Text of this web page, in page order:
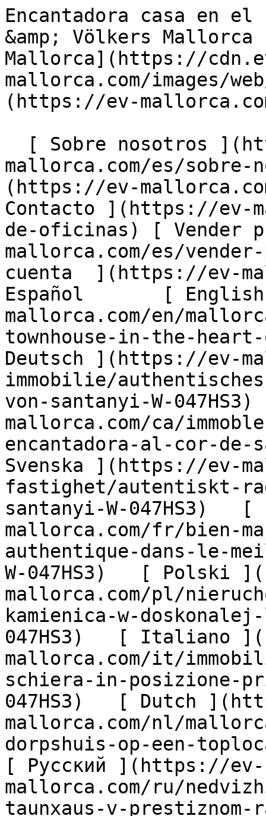
Encantadora casa en el corazón de Santanyí - Engel &amp; Völkers Mallorca                [ ![EV Mallorca](https://cdn.ev-mallorca.com/images/web/EV_Logo_RGB.svg) ](https://ev-mallorca.com/es)  Mallorca  

  [ Sobre nosotros ](https://ev-mallorca.com/es/sobre-nosotros) [ Sobre Mallorca ](https://ev-mallorca.com/es/sobre-mallorca) [ Contacto ](https://ev-mallorca.com/es/ubicaciones-de-oficinas) [ Vender propiedad ](https://ev-mallorca.com/es/vender-propiedad-mallorca) [    Mi cuenta  ](https://ev-mallorca.com/es/mi-cuenta)   Español       [ English ](https://ev-mallorca.com/en/mallorca-property/charming-townhouse-in-the-heart-of-santanyi-W-047HS3)    [ Deutsch ](https://ev-mallorca.com/de/mallorca-immobilie/authentisches-stadthaus-in-bester-lage-von-santanyi-W-047HS3)   [ Català ](https://ev-mallorca.com/ca/immoble-mallorca/una-casa-encantadora-al-cor-de-santanyi-W-047HS3)   [ Svenska ](https://ev-mallorca.com/sv/mallorca-fastighet/autentiskt-radhus-med-utmarkt-lage-i-santanyi-W-047HS3)   [ Français ](https://ev-mallorca.com/fr/bien-majorque/maison-de-ville-authentique-dans-le-meilleur-endroit-de-santanyi-W-047HS3)   [ Polski ](https://ev-mallorca.com/pl/nieruchomosc-majorce/autentyczna-kamienica-w-doskonalej-lokalizacji-w-santanyi-W-047HS3)   [ Italiano ](https://ev-mallorca.com/it/immobili-maiorca/autentica-casa-a-schiera-in-posizione-privilegiata-a-santanyi-W-047HS3)   [ Dutch ](https://ev-mallorca.com/nl/mallorca-eigendom/authentiek-dorpshuis-op-een-toplocatie-in-santanyi-W-047HS3)   [ Русский ](https://ev-mallorca.com/ru/nedvizhimost-mayorka/autenticnyi-taunxaus-v-prestiznom-raione-santani-W-047HS3)   [ Dansk ](https://ev-mallorca.com/da/mallorca-ejendom/autentisk-raekkehus-med-forsteklasses-beliggenhed-i-santanyi-W-047HS3)   

  Comprar  [ Todas las propiedades ](https://ev-mallorca.com/es/inmobiliaria-mallorca?contract_type=0) [ Casa ](https://ev-mallorca.com/es/inmobiliaria-mallorca?contract_type=0&type%5B0%5D=0) [ Finca ](https://ev-mallorca.com/es/inmobiliaria-mallorca?contract_type=0&type%5B0%5D=1) [ Apartamento ](https://ev-mallorca.com/es/inmobiliaria-mallorca?contract_type=0&type%5B0%5D=2) [ Ático ](https://ev-mallorca.com/es/inmobiliaria-mallorca?contract_type=0&type%5B0%5D=5) [ Solares ](https://ev-mallorca.com/es/inmobiliaria-mallorca?contract_type=0&type%5B0%5D=3) [ Obra nueva ](https://ev-mallorca.com/es/inmobiliaria-mallorca?contract_type=0&type%5B0%5D=development) 

  Alquilar  [ Todas las propiedades ](https://ev-mallorca.com/es/inmobiliaria-mallorca?contract_type=1) [ Casa ](https://ev-mallorca.com/es/inmobiliaria-mallorca?contract_type=1&type%5B0%5D=0) [ Finca ](https://ev-mallorca.com/es/inmobiliaria-mallorca?contract_type=1&type%5B0%5D=1) [ Apartamento ](https://ev-mallorca.com/es/inmobiliaria-mallorca?contract_type=1&type%5B0%5D=2) [ Ático ](https://ev-mallorca.com/es/inmobiliaria-mallorca?contract_type=1&type%5B0%5D=5) 

  Alquiler Vacacional  [ Todas las propiedades ](https://ev-mallorca.com/es/alquiler-vacacional) [ Casa ](https://ev-mallorca.com/es/alquiler-vacacional?type%5B0%5D=0) [ Finca ](https://ev-mallorca.com/es/alquiler-vacacional?type%5B0%5D=1) [ Apartamento ](https://ev-mallorca.com/es/alquiler-vacacional?type%5B0%5D=2) [ Ático ](https://ev-mallorca.com/es/alquiler-vacacional?type%5B0%5D=5) 

  Comercial  [ Todas las propiedades ](https://ev-mallorca.com/es/propiedades-comerciales) [ Agricultura y bosques ](https://ev-mallorca.com/es/propiedades-comerciales?type%5B0%5D=6) [ Hotel ](https://ev-mallorca.com/es/propiedades-comerciales?type%5B0%5D=7) [ Industria ](https://ev-mallorca.com/es/propiedades-comerciales?type%5B0%5D=8) [ Inversión ](https://ev-mallorca.com/es/propiedades-comerciales?type%5B0%5D=9) [ Gastronomía ](https://ev-mallorca.com/es/propiedades-comerciales?type%5B0%5D=10) [ Solares ](https://ev-mallorca.com/es/propiedades-comerciales?type%5B0%5D=11) [ Oficina ](https://ev-mallorca.com/es/propiedades-comerciales?type%5B0%5D=12) [ Otros ](https://ev-mallorca.com/es/propiedades-comerciales?type%5B0%5D=13) [ Tienda ](https://ev-mallorca.com/es/propiedades-comerciales?type%5B0%5D=14) 

 [ Obra nueva ](https://ev-mallorca.com/es/obra-nueva-mallorca) 

     Español       [ English ](https://ev-mallorca.com/en/mallorca-property/charming-townhouse-in-the-heart-of-santanyi-W-047HS3)    [ Deutsch ](https://ev-mallorca.com/de/mallorca-immobilie/authentisches-stadthaus-in-bester-lage-von-santanyi-W-047HS3)   [ Català ](https://ev-mallorca.com/ca/